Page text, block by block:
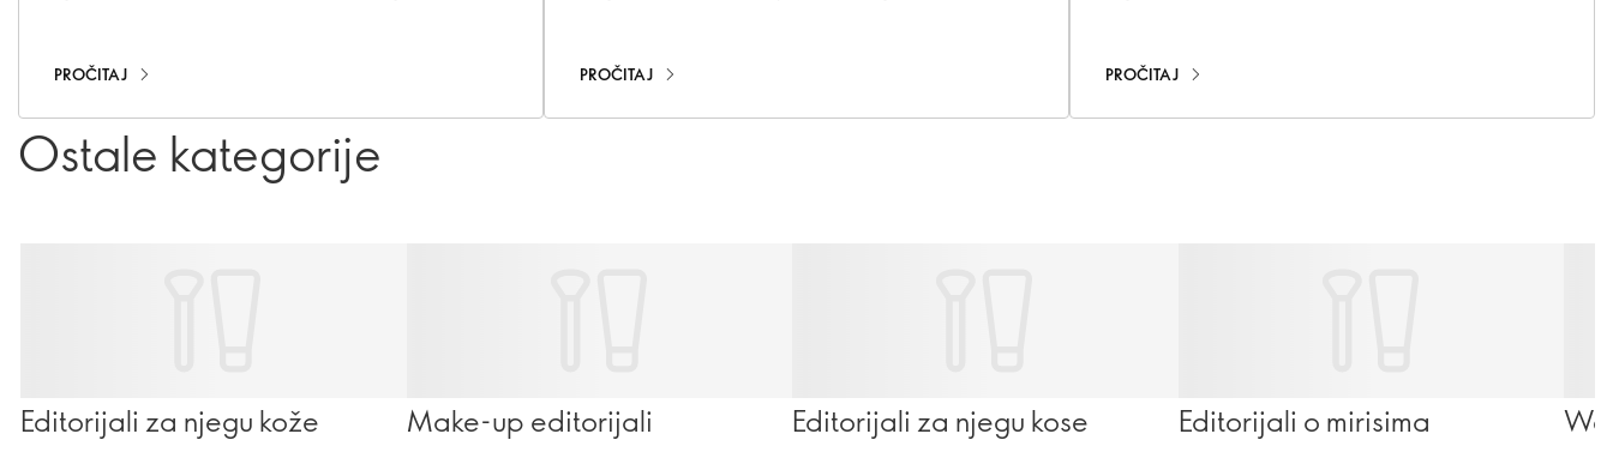
postati pravi trenutak opuštanja i uživanja.
PROČITAJ PROČITAJ
najhitnija Novage+ pitanja!
PROČITAJ
Ostale kategorije
Editorijali za njegu kože Make-up editorijali Editorijali za njegu kose Editorijali o mirisima